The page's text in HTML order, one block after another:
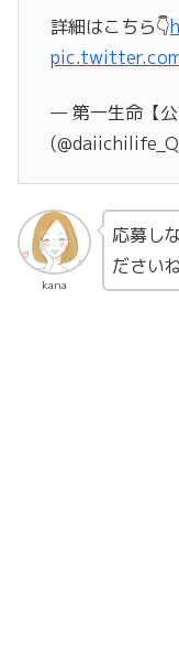
詳細はこちら👇
— 第一生命【
kana
応募し
ださい